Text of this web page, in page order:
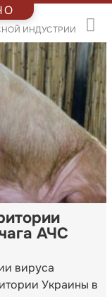
ИНДУСТРИИ
АЧС
вируса
Украины в